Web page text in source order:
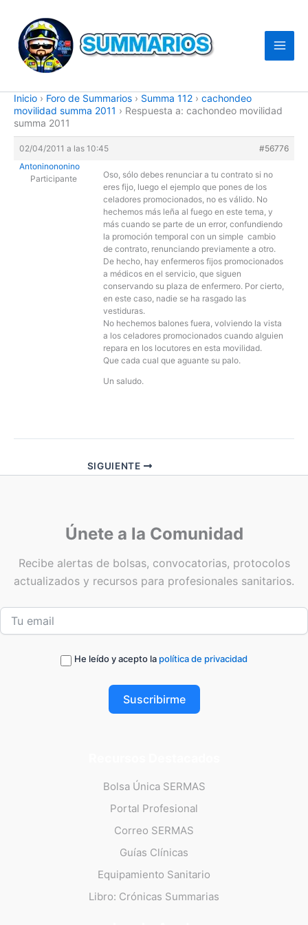
contenido
Inicio › Foro de Summarios › Summa 112 › cachondeo
movilidad summa 2011 › Respuesta a: cachondeo movilidad
summa 2011
02/04/2011 a las 10:45
#56776
Antoninononino
Participante
Oso, sólo debes renunciar a tu contrato si no
eres fijo, luego el ejemplo que pones de los
celadores promocionados, no es válido. No
hechemos más leña al fuego en este tema, y
más cuando se parte de un error, confundiendo
la promoción temporal con un simple cambio
de contrato, renunciando previamente a otro.
De hecho, hay enfermeros fijos promocionados
a médicos en el servicio, que siguen
conservando su plaza de enfermero. Por cierto,
en este caso, nadie se ha rasgado las
vestiduras.
No hechemos balones fuera, volviendo la vista
a los celadores promocionados cuando alguien
repara en los locutores en esta movilidad.
Que cada cual que aguante su palo.
Un saludo.
SIGUIENTE
Únete a la Comunidad
Recibe alertas de bolsas, convocatorias, protocolos
actualizados y recursos para profesionales sanitarios.
He leído y acepto la política de privacidad
Suscribirme
Bolsa Única SERMAS
Portal Profesional
Correo SERMAS
Guías Clínicas
Equipamiento Sanitario
Libro: Crónicas Summarias